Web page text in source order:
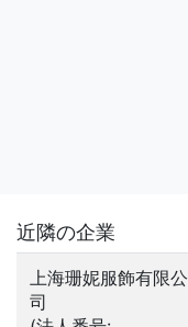
近隣の企業
上海珊妮服飾有限公
司